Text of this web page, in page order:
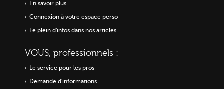
En savoir plus
Connexion à votre espace perso
Le plein d'infos dans nos articles
VOUS, professionnels :
Le service pour les pros
Demande d'informations